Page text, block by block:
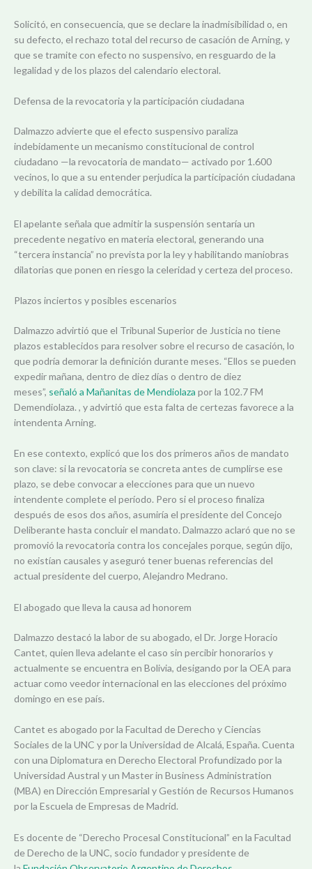
Solicitó, en consecuencia, que se declare la inadmisibilidad o, en
su defecto, el rechazo total del recurso de casación de Arning, y
que se tramite con efecto no suspensivo, en resguardo de la
legalidad y de los plazos del calendario electoral.
Defensa de la revocatoria y la participación ciudadana
Dalmazzo advierte que el efecto suspensivo paraliza
indebidamente un mecanismo constitucional de control
ciudadano —la revocatoria de mandato— activado por 1.600
vecinos, lo que a su entender perjudica la participación ciudadana
y debilita la calidad democrática.
El apelante señala que admitir la suspensión sentaría un
precedente negativo en materia electoral, generando una
“tercera instancia” no prevista por la ley y habilitando maniobras
dilatorias que ponen en riesgo la celeridad y certeza del proceso.
Plazos inciertos y posibles escenarios
Dalmazzo advirtió que el Tribunal Superior de Justicia no tiene
plazos establecidos para resolver sobre el recurso de casación, lo
que podría demorar la definición durante meses. “Ellos se pueden
expedir mañana, dentro de diez días o dentro de diez
meses”, señaló a Mañanitas de Mendiolaza por la 102.7 FM
Demendiolaza. , y advirtió que esta falta de certezas favorece a la
intendenta Arning.
En ese contexto, explicó que los dos primeros años de mandato
son clave: si la revocatoria se concreta antes de cumplirse ese
plazo, se debe convocar a elecciones para que un nuevo
intendente complete el período. Pero si el proceso finaliza
después de esos dos años, asumiría el presidente del Concejo
Deliberante hasta concluir el mandato. Dalmazzo aclaró que no se
promovió la revocatoria contra los concejales porque, según dijo,
no existían causales y aseguró tener buenas referencias del
actual presidente del cuerpo, Alejandro Medrano.
El abogado que lleva la causa ad honorem
Dalmazzo destacó la labor de su abogado, el Dr. Jorge Horacio
Cantet, quien lleva adelante el caso sin percibir honorarios y
actualmente se encuentra en Bolivia, desigando por la OEA para
actuar como veedor internacional en las elecciones del próximo
domingo en ese país.
Cantet es abogado por la Facultad de Derecho y Ciencias
Sociales de la UNC y por la Universidad de Alcalá, España. Cuenta
con una Diplomatura en Derecho Electoral Profundizado por la
Universidad Austral y un Master in Business Administration
(MBA) en Dirección Empresarial y Gestión de Recursos Humanos
por la Escuela de Empresas de Madrid.
Es docente de “Derecho Procesal Constitucional” en la Facultad
de Derecho de la UNC, socio fundador y presidente de